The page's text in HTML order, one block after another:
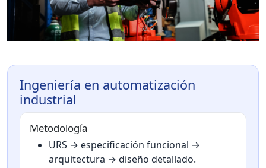
Ingeniería en automatización
industrial
Metodología
URS → especificación funcional →
arquitectura → diseño detallado.